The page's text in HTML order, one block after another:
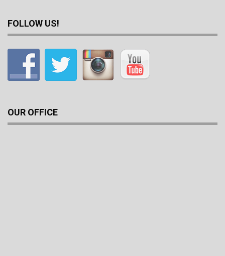
FOLLOW US!
OUR OFFICE